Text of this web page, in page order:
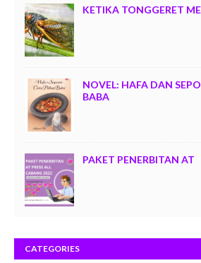
KETIKA TONGGERET
NOVEL: HAFA DAN
BABA
PAKET PENERBITAN AT
CATEGORIES